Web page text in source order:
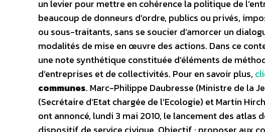
un levier pour mettre en cohérence la politique de
beaucoup de donneurs d’ordre, publics ou privés,
ou sous-traitants, sans se soucier d’amorcer un
modalités de mise en œuvre des actions. Dans ce
une note synthétique constituée d’éléments de
d’entreprises et de collectivités. Pour en savoir plus,
communes. Marc-Philippe Daubresse (Ministre de la
(Secrétaire d’Etat chargée de l’Ecologie) et Martin
ont annoncé, lundi 3 mai 2010, le lancement des atlas